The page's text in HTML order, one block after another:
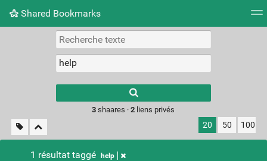
Shared Bookmarks
Nuage de tags Mur d'images
results.
3 shaares ·2 liens privés
20 50 100
1 résultat taggé help